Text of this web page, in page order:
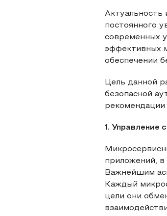
Актуальность
постоянного
современных
эффективных
обеспечении
Цель данной
безопасной
1. Управление
приложений, в
Важнейшим
Каждый
цели они